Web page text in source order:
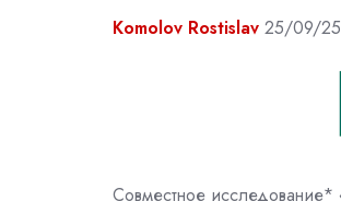
Komolov Rostislav 25/09/25
Совместное исследование*